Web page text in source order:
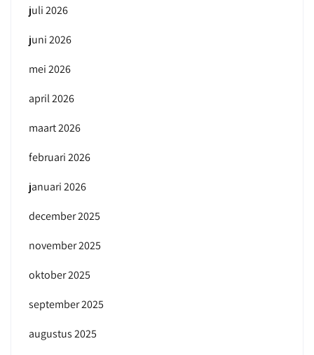
juli 2026
juni 2026
mei 2026
april 2026
maart 2026
februari 2026
januari 2026
december 2025
november 2025
oktober 2025
september 2025
augustus 2025